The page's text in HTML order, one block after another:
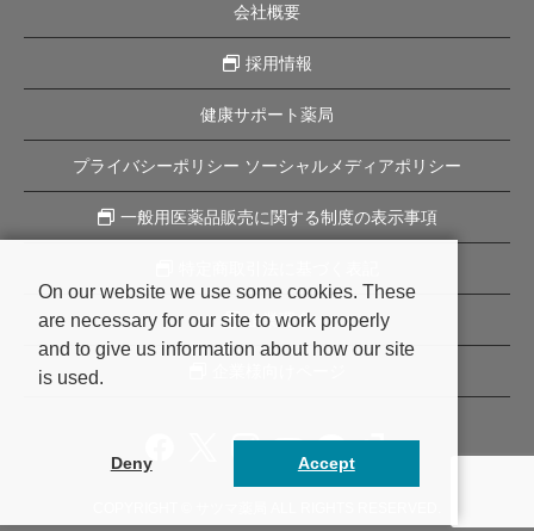
会社概要
採用情報
健康サポート薬局
プライバシーポリシー ソーシャルメディアポリシー
一般用医薬品販売に関する制度の表示事項
企業理念
On our website we use some cookies. These
are necessary for our site to work properly
and to give us information about how our site
is used.
Deny Accept